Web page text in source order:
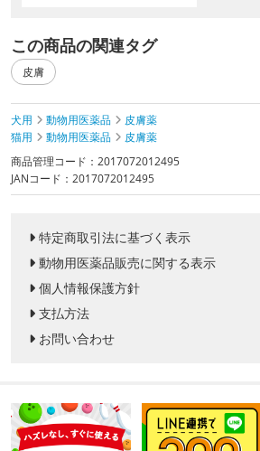
この商品の関連タグ
皮膚
犬用 動物用医薬品
皮膚薬
猫用
動物用医薬品
皮膚薬
商品管理コード：2017072012495
JANコード：2017072012495
特定商取引法に基づく表示
動物用医薬品販売に関する表示
個人情報保護方針
支払方法
お問い合わせ